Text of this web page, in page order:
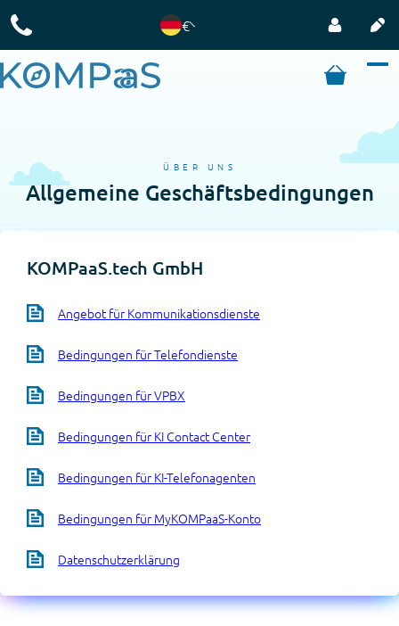
€
ÜBER UNS
Allgemeine Geschäftsbedingungen
KOMPaaS.tech GmbH
Angebot für Kommunikationsdienste
Bedingungen für Telefondienste
Bedingungen für VPBX
Bedingungen für KI Contact Center
Bedingungen für KI-Telefonagenten
Bedingungen für MyKOMPaaS-Konto
Datenschutzerklärung